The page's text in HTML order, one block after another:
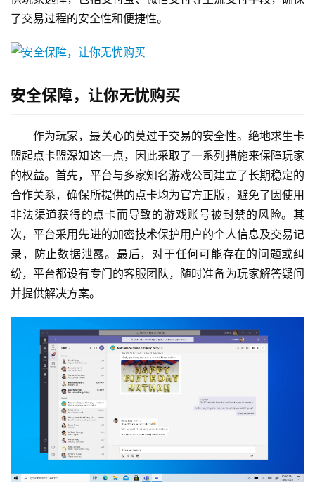
了交易过程的安全性和便捷性。
安全保障，让你无忧购买
作为玩家，最关心的莫过于交易的安全性。绝地求生卡
盟起点卡盟深知这一点，因此采取了一系列措施来保障玩家
的权益。首先，平台与多家知名游戏公司建立了长期稳定的
合作关系，确保所提供的点卡均为官方正版，避免了因使用
非法渠道获得的点卡而导致的游戏账号被封禁的风险。其
次，平台采用先进的加密技术保护用户的个人信息及交易记
录，防止数据泄露。最后，对于任何可能存在的问题或纠
纷，平台都设有专门的客服团队，随时准备为玩家解答疑问
并提供解决方案。